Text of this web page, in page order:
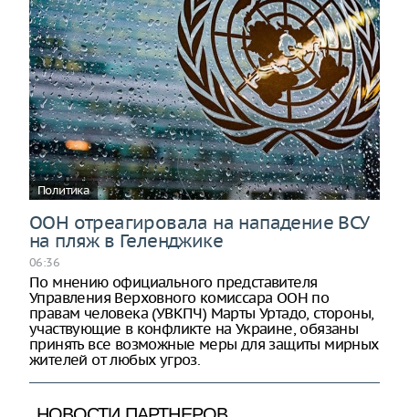
Политика
ООН отреагировала на нападение ВСУ
на пляж в Геленджике
06:36
По мнению официального представителя
Управления Верховного комиссара ООН по
правам человека (УВКПЧ) Марты Уртадо, стороны,
участвующие в конфликте на Украине, обязаны
принять все возможные меры для защиты мирных
жителей от любых угроз.